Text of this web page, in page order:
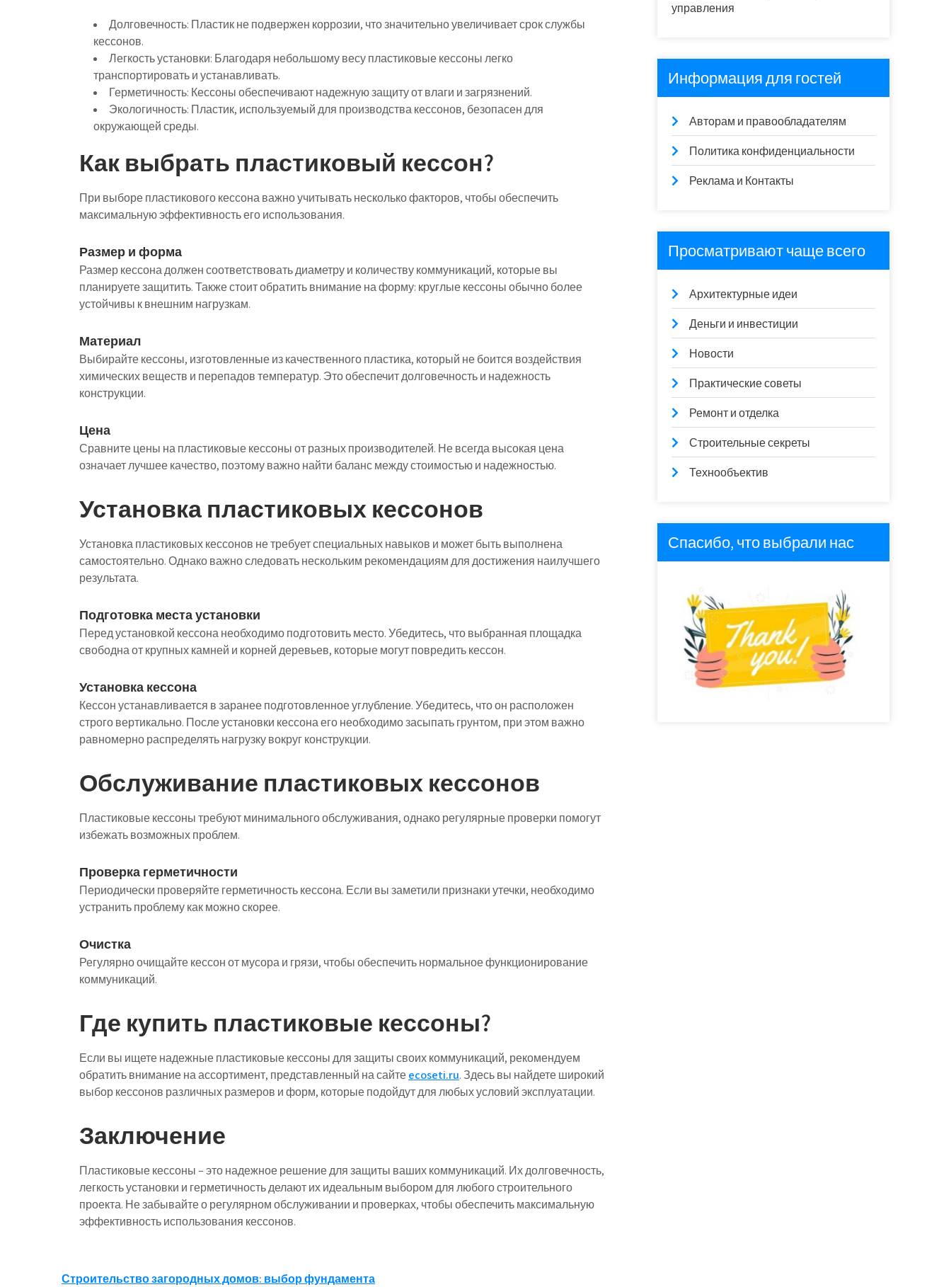
Долговечность: Пластик не подвержен коррозии, что значительно увеличивает срок службы
кессонов.
Легкость установки: Благодаря небольшому весу пластиковые кессоны легко
транспортировать и устанавливать.
Герметичность: Кессоны обеспечивают надежную защиту от влаги и загрязнений.
Экологичность: Пластик, используемый для производства кессонов, безопасен для
окружающей среды.
Как выбрать пластиковый кессон?
При выборе пластикового кессона важно учитывать несколько факторов, чтобы обеспечить
максимальную эффективность его использования.
Размер и форма
Размер кессона должен соответствовать диаметру и количеству коммуникаций, которые вы
планируете защитить. Также стоит обратить внимание на форму: круглые кессоны обычно более
устойчивы к внешним нагрузкам.
Материал
Выбирайте кессоны, изготовленные из качественного пластика, который не боится воздействия
химических веществ и перепадов температур. Это обеспечит долговечность и надежность
конструкции.
Цена
Сравните цены на пластиковые кессоны от разных производителей. Не всегда высокая цена
означает лучшее качество, поэтому важно найти баланс между стоимостью и надежностью.
Установка пластиковых кессонов
Установка пластиковых кессонов не требует специальных навыков и может быть выполнена
самостоятельно. Однако важно следовать нескольким рекомендациям для достижения наилучшего
результата.
Подготовка места установки
Перед установкой кессона необходимо подготовить место. Убедитесь, что выбранная площадка
свободна от крупных камней и корней деревьев, которые могут повредить кессон.
Установка кессона
Кессон устанавливается в заранее подготовленное углубление. Убедитесь, что он расположен
строго вертикально. После установки кессона его необходимо засыпать грунтом, при этом важно
равномерно распределять нагрузку вокруг конструкции.
Обслуживание пластиковых кессонов
Пластиковые кессоны требуют минимального обслуживания, однако регулярные проверки помогут
избежать возможных проблем.
Проверка герметичности
Периодически проверяйте герметичность кессона. Если вы заметили признаки утечки, необходимо
устранить проблему как можно скорее.
Очистка
Регулярно очищайте кессон от мусора и грязи, чтобы обеспечить нормальное функционирование
коммуникаций.
Где купить пластиковые кессоны?
Если вы ищете надежные пластиковые кессоны для защиты своих коммуникаций, рекомендуем
обратить внимание на ассортимент, представленный на сайтеecoseti.ru. Здесь вы найдете широкий
выбор кессонов различных размеров и форм, которые подойдут для любых условий эксплуатации.
Заключение
Пластиковые кессоны – это надежное решение для защиты ваших коммуникаций. Их долговечность,
легкость установки и герметичность делают их идеальным выбором для любого строительного
проекта. Не забывайте о регулярном обслуживании и проверках, чтобы обеспечить максимальную
эффективность использования кессонов.
Строительство загородных домов: выбор фундамента
управления
Информация для гостей
Авторам и правообладателям
Политика конфиденциальности
Реклама и Контакты
Просматривают чаще всего
Архитектурные идеи
Деньги и инвестиции
Новости
Практические советы
Ремонт и отделка
Строительные секреты
Технообъектив
Спасибо, что выбрали нас